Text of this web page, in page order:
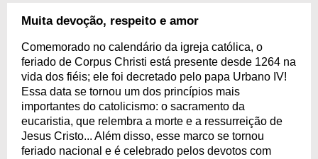
Muita devoção, respeito e amor
Comemorado no calendário da igreja católica, o
feriado de Corpus Christi está presente desde 1264 na
vida dos fiéis; ele foi decretado pelo papa Urbano IV!
Essa data se tornou um dos princípios mais
importantes do catolicismo: o sacramento da
eucaristia, que relembra a morte e a ressurreição de
Jesus Cristo... Além disso, esse marco se tornou
feriado nacional e é celebrado pelos devotos com